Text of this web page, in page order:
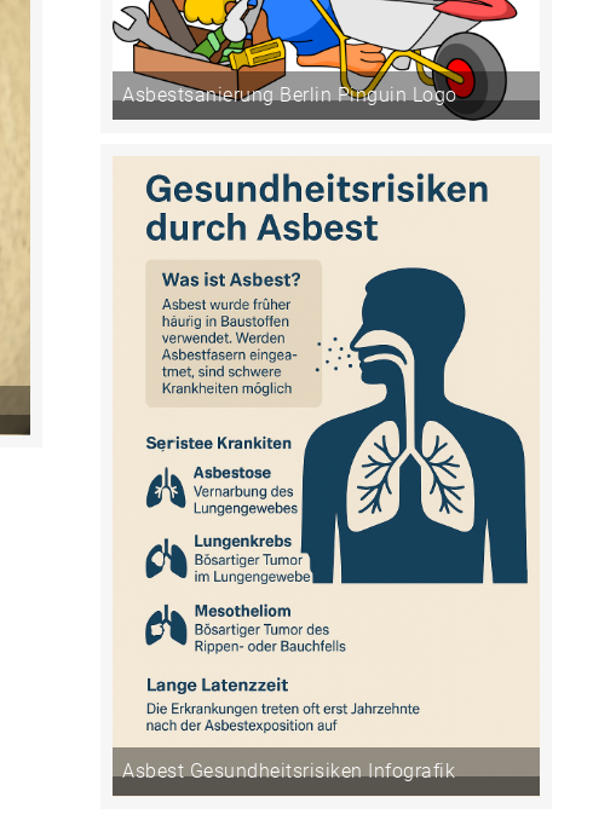
Asbestsanierung Berlin Pinguin Logo
Asbest Gesundheitsrisiken Infografik